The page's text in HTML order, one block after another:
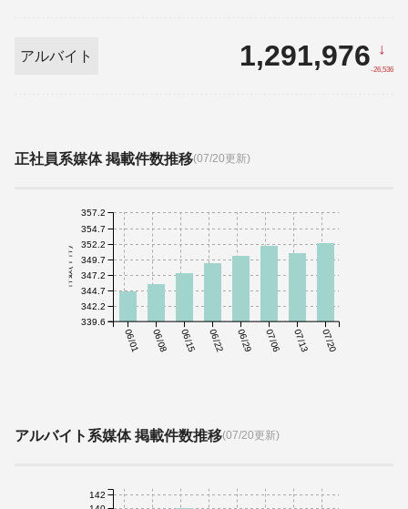
アルバイト 1,291,976 ↓
-26,536
正社員系媒体 掲載件数推移(07/20更新)
06/01 06/08 06/15 06/22 06/29 07/06 07/13 07/20
件数(千件)
339.6
342.2
344.7
347.2
349.7
352.2
354.7
357.2
アルバイト系媒体 掲載件数推移(07/20更新)
142